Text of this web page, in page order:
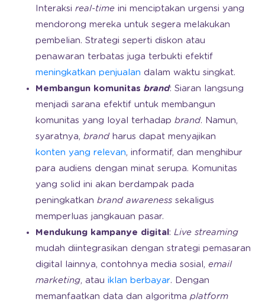
Interaksi real-time ini menciptakan urgensi yang
mendorong mereka untuk segera melakukan
pembelian. Strategi seperti diskon atau
penawaran terbatas juga terbukti efektif
meningkatkan penjualan dalam waktu singkat.
Membangun komunitas brand: Siaran langsung
menjadi sarana efektif untuk membangun
komunitas yang loyal terhadap brand. Namun,
syaratnya, brand harus dapat menyajikan
konten yang relevan, informatif, dan menghibur
para audiens dengan minat serupa. Komunitas
yang solid ini akan berdampak pada
peningkatkan brand awareness sekaligus
memperluas jangkauan pasar.
Mendukung kampanye digital: Live streaming
mudah diintegrasikan dengan strategi pemasaran
digital lainnya, contohnya media sosial, email
marketing, atau iklan berbayar. Dengan
memanfaatkan data dan algoritma platform